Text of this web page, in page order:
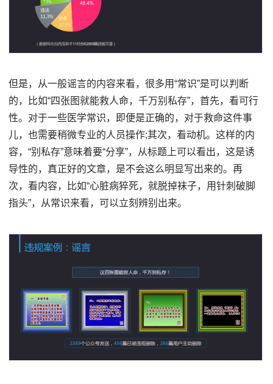
但是，从一般谣言的内容来看，很多用“常识”是可以判断
的，比如“四张图就能救人命，千万别私存”，首先，看可行
性。对于一些医学常识，即便是正确的，对于救命这件事
儿，也需要稍微专业的人员操作;其次，看动机。这样的内
容，“别私存”意味着要“分享”，从标题上可以看出，这是诱
导性的，真正好的文章，是不会这么明显写出来的。再
次，看内容，比如“心脏病猝死，就脱掉袜子，用针刺破脚
指头”，从常识来看，可以立刻辨别出来。